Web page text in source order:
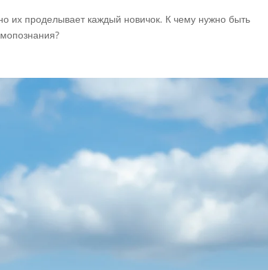
их проделывает каждый новичок. К чему нужно быть